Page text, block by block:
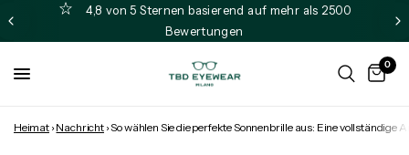
4,8 von 5 Sternen basierend auf mehr als 2500
Bewertungen
0
Heimat› Nachricht›So wählen Sie die perfekte Sonnenbrille aus: Eine vollständige